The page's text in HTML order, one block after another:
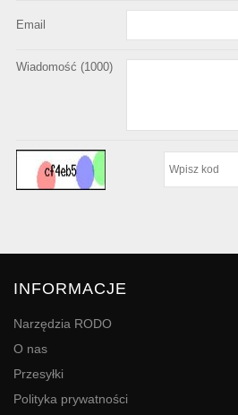
Email
Wiadomość (1000)
INFORMACJE
Narzędzia RODO
O nas
Przesyłki
Polityka prywatności